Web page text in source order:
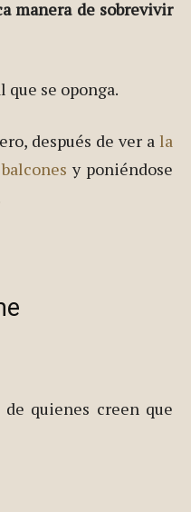
manera de sobrevivir
se oponga.
después de ver a la
y poniéndose
quienes creen que